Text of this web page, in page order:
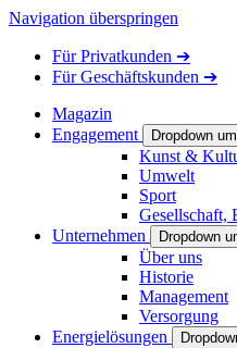
Navigation überspringen
FürPrivatkunden ➔
FürGeschäftskunden ➔
Magazin
Engagement
Dropdown
Kunst &
Umwelt
Sport
Gesellschaft,
Unternehmen
Dropdown
Über uns
Historie
Management
Versorgung
Energielösungen